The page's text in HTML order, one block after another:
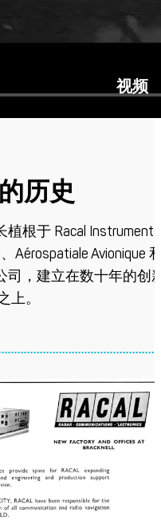
视频
历史
植根于 Racal
Aérospatiale Avionique
司，建立在数十年的创
上。